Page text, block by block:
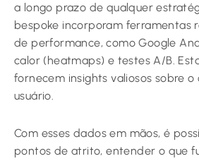
a longo prazo de qualquer
bespoke incorporam ferramentas
de performance, como Google
calor (heatmaps) e testes A/B.
fornecem insights valiosos sobre
usuário.
Com esses dados em mãos, é
pontos de atrito, entender o que